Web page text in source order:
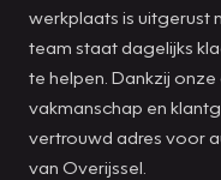
werkplaats is uitgerust
team staat dagelijks
te helpen. Dankzij
vakmanschap en
vertrouwd adres voor
van Overijssel.